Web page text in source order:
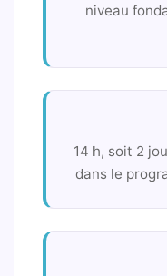
niveau
14 h, soit 2
dans le